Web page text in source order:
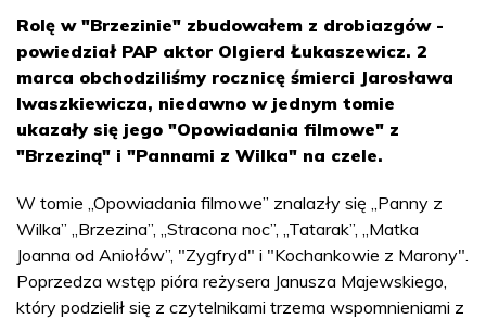
Rolę w "Brzezinie" zbudowałem z drobiazgów -
powiedział PAP aktor Olgierd Łukaszewicz. 2
marca obchodziliśmy rocznicę śmierci Jarosława
Iwaszkiewicza, niedawno w jednym tomie
ukazały się jego "Opowiadania filmowe" z
"Brzeziną" i "Pannami z Wilka" na czele.
W tomie „Opowiadania filmowe” znalazły się „Panny z
Wilka” „Brzezina”, „Stracona noc”, „Tatarak”, „Matka
Joanna od Aniołów”, "Zygfryd" i "Kochankowie z Marony".
Poprzedza wstęp pióra reżysera Janusza Majewskiego,
który podzielił się z czytelnikami trzema wspomnieniami z